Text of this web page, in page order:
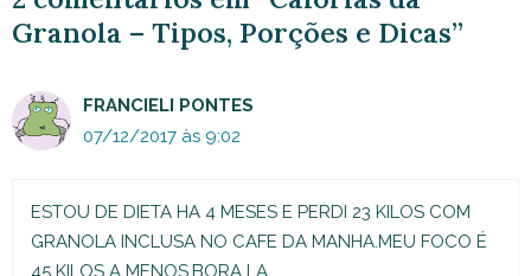
Granola – Tipos, Porções e Dicas”
FRANCIELI PONTES
07/12/2017 às 9:02
ESTOU DE DIETA HA 4 MESES E PERDI 23 KILOS COM
GRANOLA INCLUSA NO CAFE DA MANHA.MEU FOCO É
45 KILOS A MENOS.BORA LA.